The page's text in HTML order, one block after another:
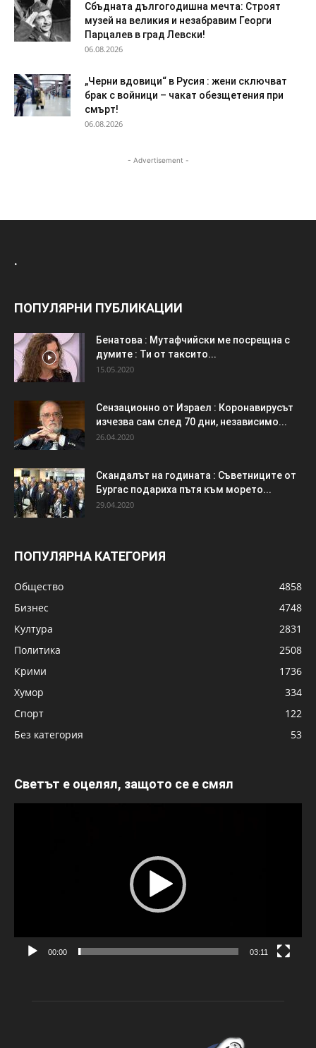
Сбъдната дългогодишна мечта: Строят
музей на великия и незабравим Георги
Парцалев в град Левски!
06.08.2026
„Черни вдовици“ в Русия : жени сключват
брак с войници – чакат обезщетения при
смърт!
06.08.2026
- Advertisement -
.
ПОПУЛЯРНИ ПУБЛИКАЦИИ
Бенатова : Мутафчийски ме посрещна с
думите : Ти от таксито...
15.05.2020
Сензационно от Израел : Коронавирусът
изчезва сам след 70 дни, независимо...
26.04.2020
Скандалът на годината : Съветниците от
Бургас подариха пътя към морето...
29.04.2020
ПОПУЛЯРНА КАТЕГОРИЯ
Общество
4858
Бизнес
4748
Култура
2831
Политика
2508
Крими
1736
Хумор
334
Спорт
122
Без категория
53
Светът е оцелял, защото се е смял
00:00 03:11